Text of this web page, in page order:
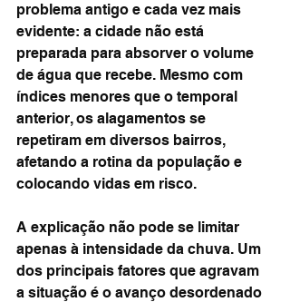
problema antigo e cada vez mais
evidente: a cidade não está
preparada para absorver o volume
de água que recebe. Mesmo com
índices menores que o temporal
anterior, os alagamentos se
repetiram em diversos bairros,
afetando a rotina da população e
colocando vidas em risco.
A explicação não pode se limitar
apenas à intensidade da chuva. Um
dos principais fatores que agravam
a situação é o avanço desordenado